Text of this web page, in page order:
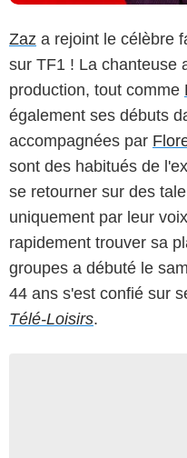
Zaz a rejoint le célèbre
sur TF1 ! La chanteuse
production, tout comme
également ses débuts
accompagnées par
sont des habitués de
se retourner sur des
uniquement par leur
rapidement trouver sa
groupes a débuté le
44 ans s'est confié sur
Télé-Loisirs.